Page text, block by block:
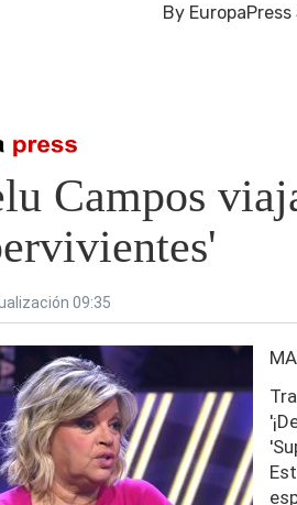
o ESC para cerrar
By